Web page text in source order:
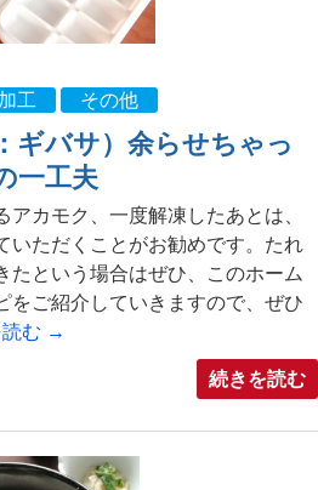
加工 その他
ギバサ）余らせちゃっ
一工夫
カモク、一度解凍したあとは、
いただくことがお勧めです。たれ
たという場合はぜひ、このホーム
をご紹介していきますので、ぜひ
む →
続きを読む